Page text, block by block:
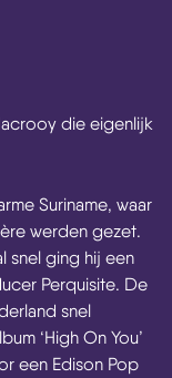
die eigenlijk
Suriname, waar
werden gezet.
snel ging hij een
Perquisite. De
snel
‘High On You’
een Edison Pop